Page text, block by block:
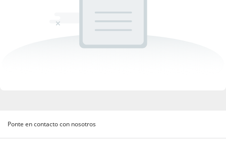
Ponte en contacto con nosotros